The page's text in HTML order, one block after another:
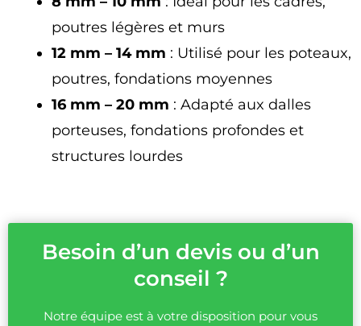
poutres légères et murs
12 mm – 14 mm : Utilisé pour les poteaux,
poutres, fondations moyennes
16 mm – 20 mm : Adapté aux dalles
porteuses, fondations profondes et
structures lourdes
Besoin d’un devis ou d’un
conseil ?
Notre équipe est à votre disposition pour vous